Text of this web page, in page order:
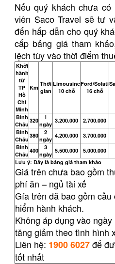
Nếu quý khách chưa
viên Saco Travel sẽ tư
đến hấp dẫn cho quý
cấp bảng giá tham
lệch tùy vào thời điểm
Khởi
hành
từ
TP
Hồ
Chí
Minh
Km
Thời
gian
Limousine
10 chỗ
Ford/Solati
16 chỗ
Bình
Châu
320
1
ngày
3.200.000 2.700.000
Bình
Châu
380
2
ngày
4.200.000 3.700.000
Bình
Châu
400
3
ngày
5.500.000 5.000.000
Lưu ý: Đây là bảng giá tham khảo
Giá trên chưa bao gồm
phí ăn – ngủ tài xế
Gía trên đã bao gồm
hiểm hành khách.
Không áp dụng vào
tăng giảm theo tình hình
Liên hệ: 1900 6027để
tốt nhất